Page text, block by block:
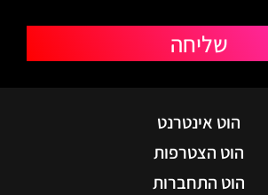
שליחה
הוט אינטרנט
הוט הצטרפות
הוט התחברות